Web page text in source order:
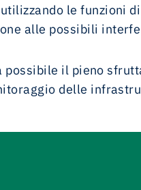
le funzioni
alle possibili
possibile il pieno
delle